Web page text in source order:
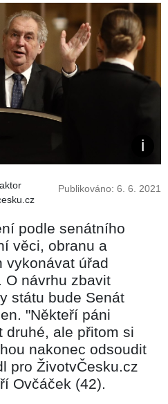
Publikováno: 6. 6. 2021
podle senátního
věci, obranu a
vykonávat úřad
O návrhu zbavit
státu bude Senát
"Někteří páni
druhé, ale přitom si
nakonec odsoudit
pro ŽivotvČesku.cz
Ovčáček (42).